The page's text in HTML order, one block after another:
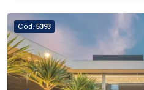
Cód. 5393